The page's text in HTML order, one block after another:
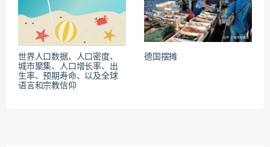
世界人口数据、人口密度、
城市聚集、人口增长率、出
生率、预期寿命、以及全球
语言和宗教信仰
德国摆摊